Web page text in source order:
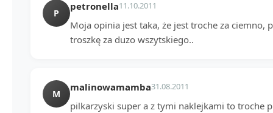
P
petronella11.10.2011
Moja opinia jest taka, że jest troche za ciemno,
troszkę za duzo wszytskiego..
M
malinowamamba31.08.2011
pilkarzyski super a z tymi naklejkami to troche